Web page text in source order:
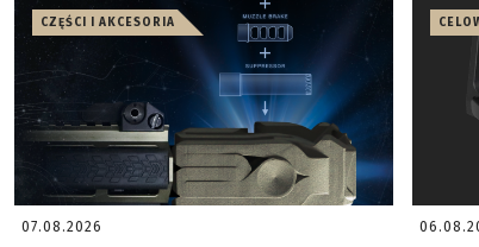
CZĘŚCI I AKCESORIA
07.08.2026